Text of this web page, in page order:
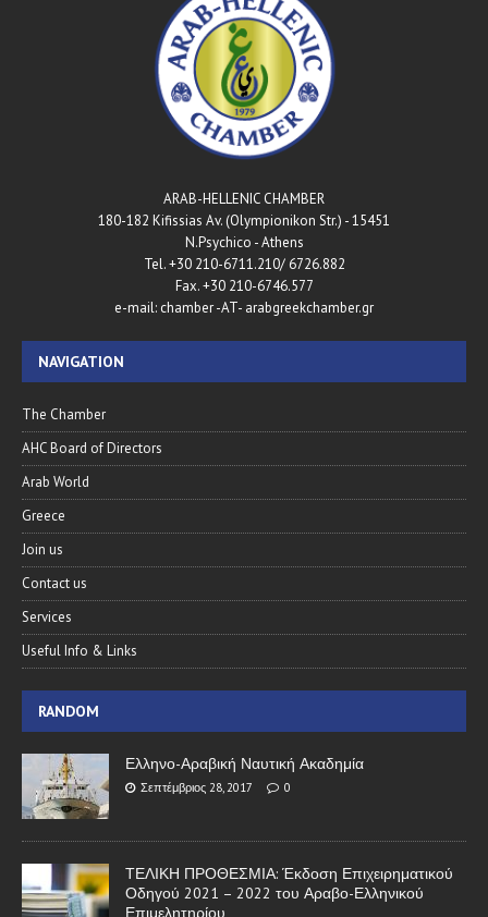
ARAB-HELLENIC CHAMBER
180-182 Kifissias Av. (Olympionikon Str.) - 15451
N.Psychico - Athens
Tel. +30 210-6711.210/ 6726.882
Fax. +30 210-6746.577
e-mail: chamber -AT- arabgreekchamber.gr
NAVIGATION
The Chamber
AHC Board of Directors
Arab World
Greece
Join us
Contact us
Services
Useful Info & Links
RANDOM
Ελληνο-Αραβική Ναυτική Ακαδημία
Σεπτέμβριος 28, 2017 0
ΤΕΛΙΚΗ ΠΡΟΘΕΣΜΙΑ: Έκδοση Επιχειρηματικού
Οδηγού 2021 – 2022 του Αραβο-Ελληνικού
Επιμελητηρίου